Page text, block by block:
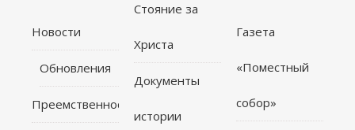
Новости
Обновления
Преемственность
Стояние за
Христа
Документы
истории
Газета
«Поместный
собор»